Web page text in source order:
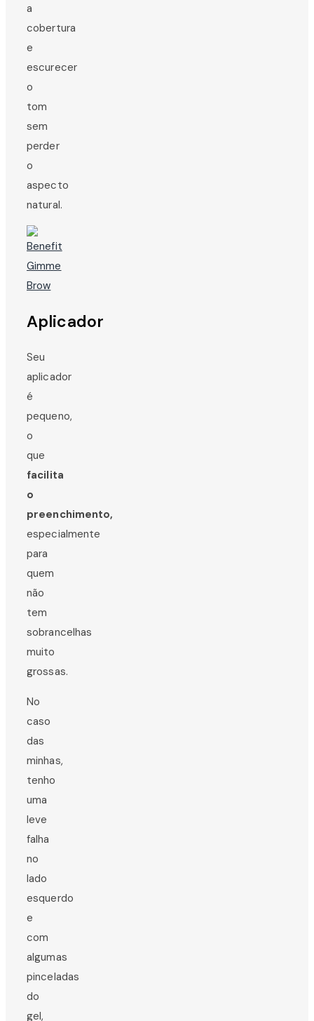
a
cobertura
e
escurecer
o
tom
sem
perder
o
aspecto
natural.
Aplicador
Seu
aplicador
é
pequeno,
o
que
facilita
o
preenchimento,
especialmente
para
quem
não
tem
sobrancelhas
muito
grossas.
No
caso
das
minhas,
tenho
uma
leve
falha
no
lado
esquerdo
e
com
algumas
pinceladas
do
gel,